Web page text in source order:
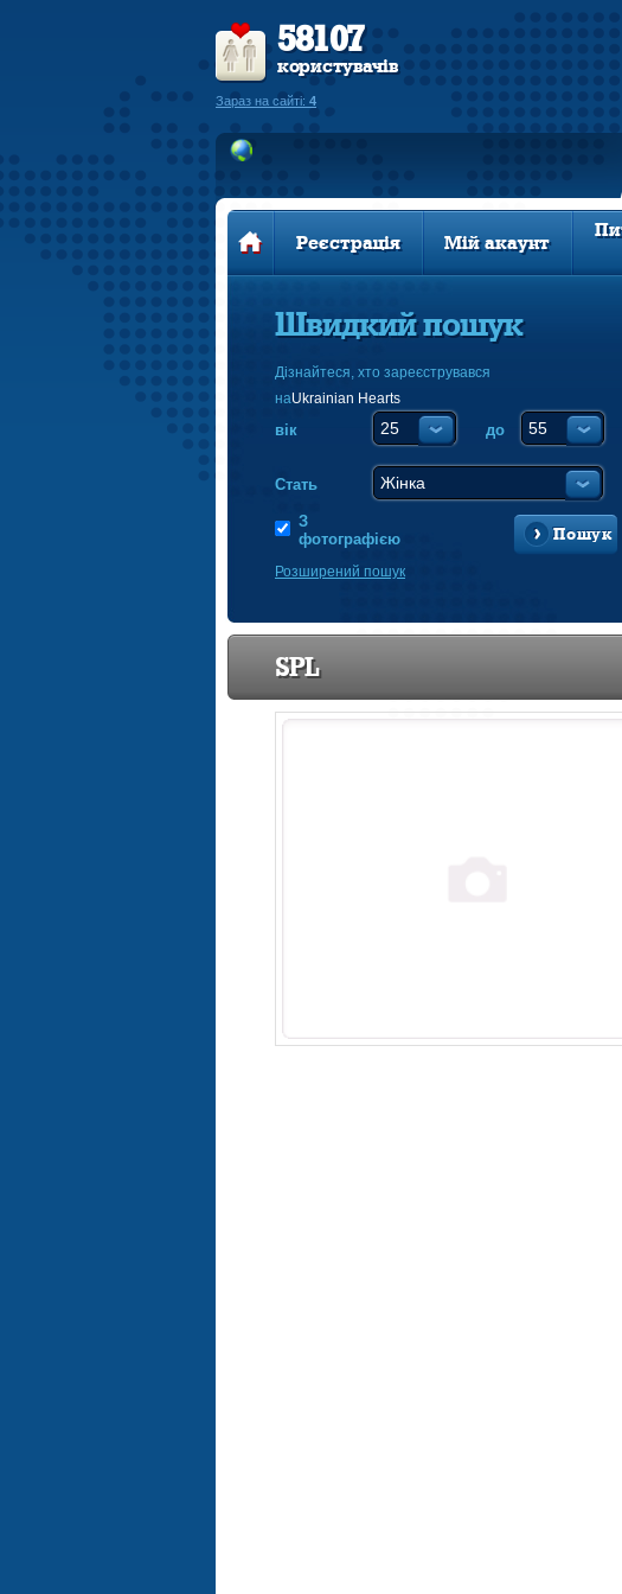
58107
користувачів
Зараз на сайті: 4
Реєстрація Мій акаунт
Швидкий пошук
Дізнайтеся, хто зареєструвався
наUkrainian Hearts
вік до
Стать
З
фотографією
Пошук
Розширений пошук
SPL